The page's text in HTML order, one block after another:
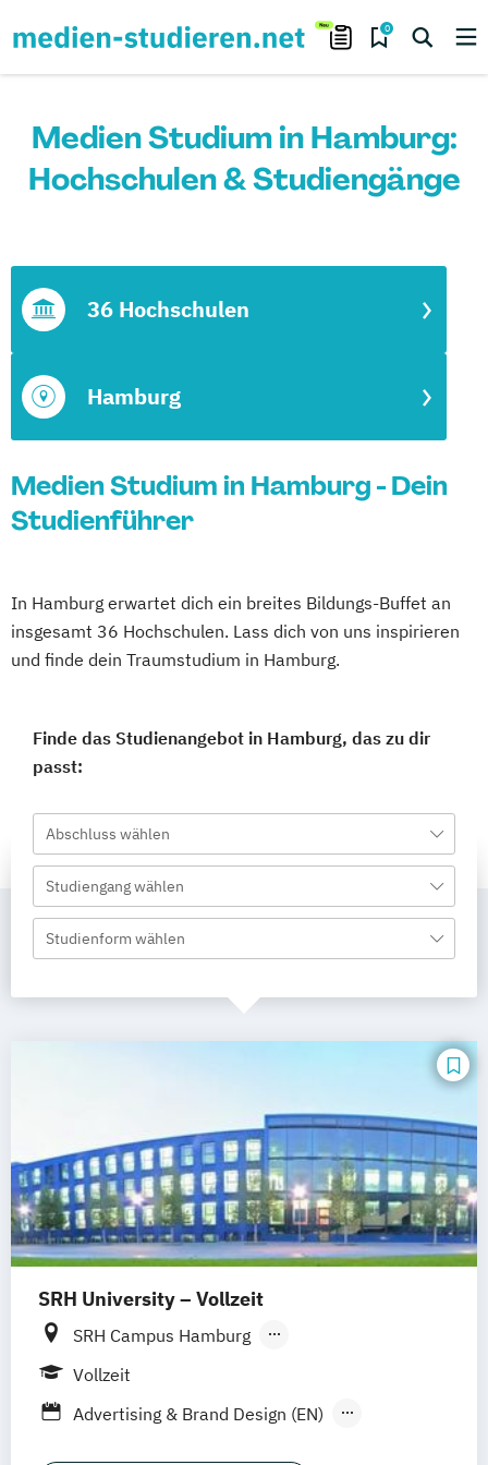
0
Medien Studium in Hamburg:
Hochschulen & Studiengänge
Hamburg
36 Hochschulen
Medien Studium in Hamburg - Dein
Studienführer
In Hamburg erwartet dich ein breites Bildungs-Buffet an
insgesamt 36 Hochschulen. Lass dich von uns inspirieren
und finde dein Traumstudium in Hamburg.
Finde das Studienangebot in Hamburg, das zu dir
passt:
Abschluss wählen
Studiengang wählen
Studienform wählen
SRH University – Vollzeit
SRH Campus Hamburg
SRH Campus Heidelberg
SRH Campus Bonn SRH Campus Dresden
SRH Campus Düsseldorf
Vollzeit
Advertising & Brand Design (EN)